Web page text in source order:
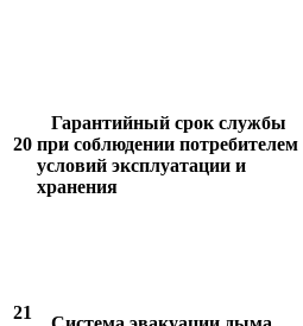
20
Гарантийный срок службы
при соблюдении потребителем
условий эксплуатации и
хранения
21